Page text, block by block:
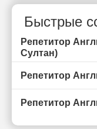
Быстрые
Репетитор
Султан)
Репетитор
Репетитор